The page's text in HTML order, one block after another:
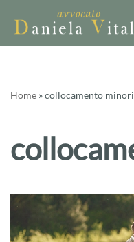
Vai
Home »collocamento minori